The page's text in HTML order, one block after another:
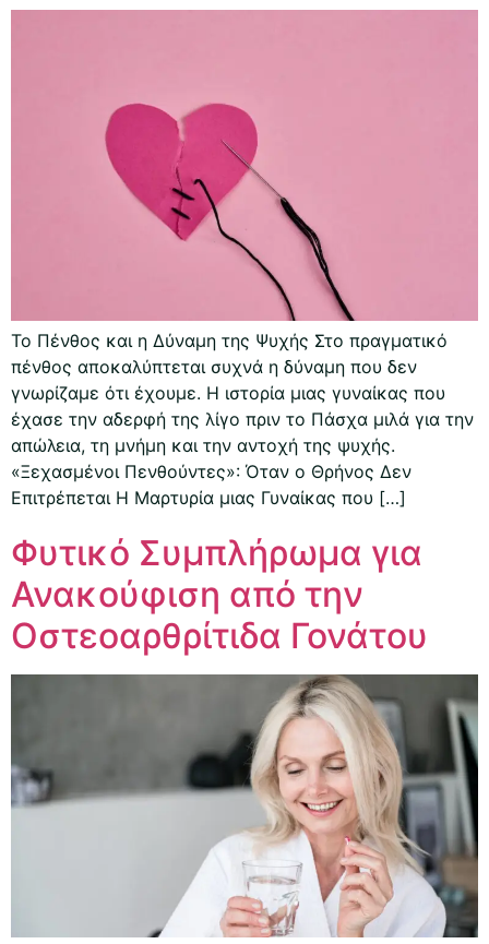
Το Πένθος και η Δύναμη της Ψυχής Στο πραγματικό
πένθος αποκαλύπτεται συχνά η δύναμη που δεν
γνωρίζαμε ότι έχουμε. Η ιστορία μιας γυναίκας που
έχασε την αδερφή της λίγο πριν το Πάσχα μιλά για την
απώλεια, τη μνήμη και την αντοχή της ψυχής.
«Ξεχασμένοι Πενθούντες»: Όταν ο Θρήνος Δεν
Επιτρέπεται Η Μαρτυρία μιας Γυναίκας που […]
Φυτικό Συμπλήρωμα για
Ανακούφιση από την
Οστεοαρθρίτιδα Γονάτου